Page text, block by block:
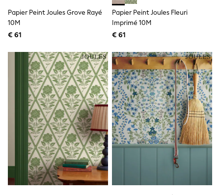
Sunsafe Swimwear
Swimshorts
Beach Dresses & Kaftans
Dresses
Sun Hats & Caps
Jumpsuits & Playsuits
Rash Vests
Sandals & Sliders
Shorts
Skirts
Sunglasses
Sunsafe Swimwear
Tops & T-Shirts
Baby Holiday Shop
Baby Travel Accessories
All Accessories
Beach Bags
Papier Peint Joules Grove Rayé
10M
€ 61
Papier Peint Joules Fleuri
Imprimé 10M
€ 61